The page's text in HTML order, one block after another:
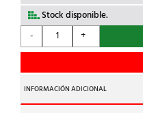
Stock disponible.
-
HAUPA
-
AISL.70mm2
230mm
cantidad
+
INFORMACIÓN ADICIONAL